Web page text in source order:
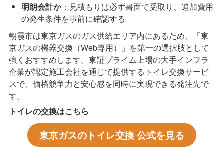
明朗会計か：見積もりは必ず書面で受取り、追加費用
の発生条件を事前に確認する
朝霞市は東京ガスのガス供給エリア内にあるため、「東
京ガスの機器交換（Web専用）」を第一の選択肢として
強くおすすめします。東証プライム上場の大手インフラ
企業が認定施工会社を通じて提供するトイレ交換サービ
スで、価格競争力と安心感を同時に実現できる発注先で
す。
トイレの交換はこちら
東京ガスのトイレ交換 公式を見る